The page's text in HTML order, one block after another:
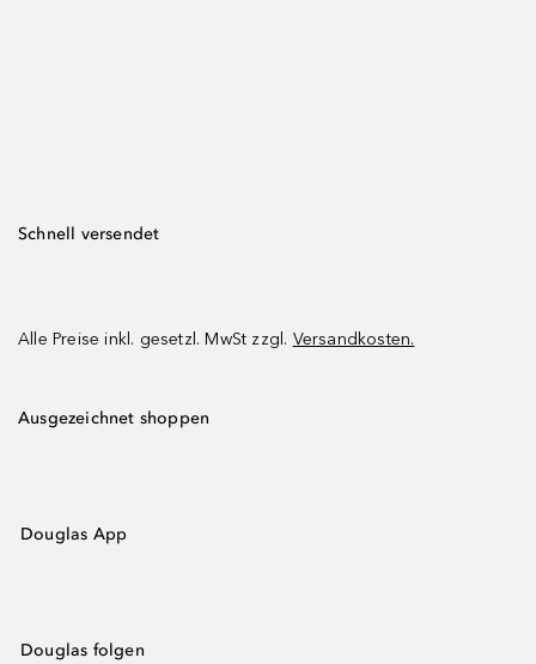
Schnell versendet
Alle Preise inkl. gesetzl. MwSt zzgl. Versandkosten.
Ausgezeichnet shoppen
Douglas App
Douglas folgen